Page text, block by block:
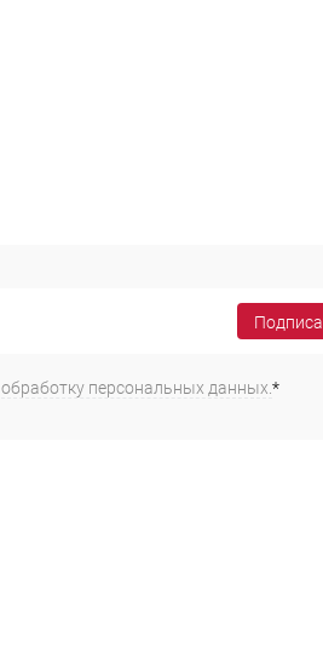
обработку персональных данных. *